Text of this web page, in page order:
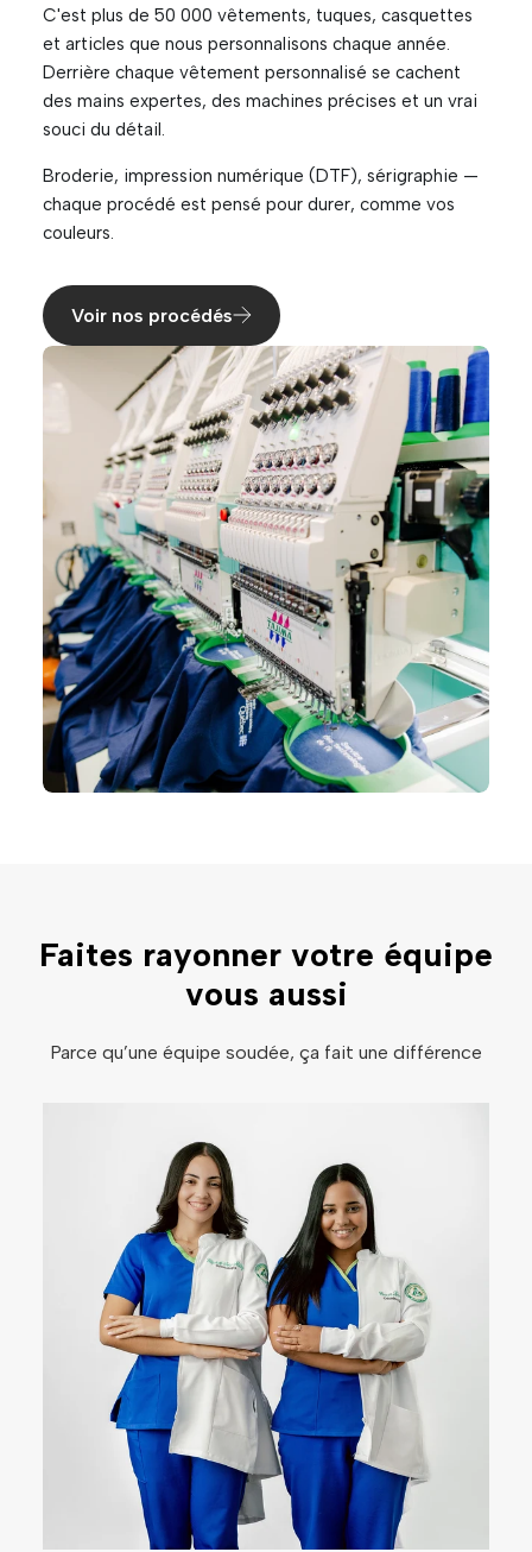
C'est plus de 50 000 vêtements, tuques, casquettes
et articles que nous personnalisons chaque année.
Derrière chaque vêtement personnalisé se cachent
des mains expertes, des machines précises et un vrai
souci du détail.
Broderie, impression numérique (DTF), sérigraphie —
chaque procédé est pensé pour durer, comme vos
couleurs.
Voir nos procédés
Faites rayonner votre équipe
vous aussi
Parce qu’une équipe soudée, ça fait une différence